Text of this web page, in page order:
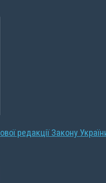
редакції Закону